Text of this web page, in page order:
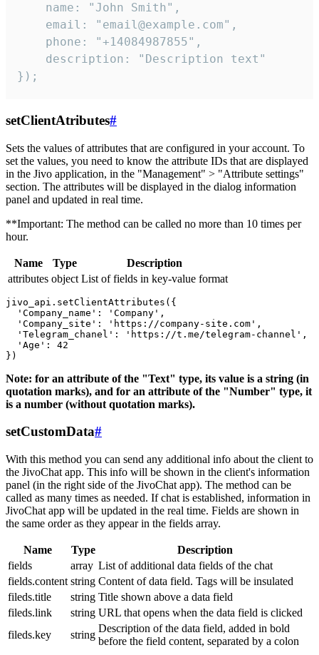
    name: "John Smith",
    email: "email@example.com",
    phone: "+14084987855",
    description: "Description text"
});
setClientAtributes#
Sets the values ​​of attributes that are configured in your account. To
set the values, you need to know the attribute IDs that are displayed
in the Jivo application, in the "Management" > "Attribute settings"
section. The attributes will be displayed in the dialog information
panel and updated in real time.
**Important: The method can be called no more than 10 times per
hour.
Name Type
Description
attributes object List of fields in key-value format
jivo_api.setClientAttributes({
  'Company_name': 'Company',
  'Company_site': 'https://company-site.com',
  'Telegram_chanel': 'https://t.me/telegram-channel',
  'Age': 42
Note: for an attribute of the "Text" type, its value is a string (in
quotation marks), and for an attribute of the "Number" type, it
is a number (without quotation marks).
setCustomData#
With this method you can send any additional info about the client to
the JivoChat app. This info will be shown in the client's information
panel (in the right side of the JivoChat app). The method can be
called as many times as needed. If chat is established, information in
JivoChat app will be updated in the real time. Fields are shown in
the same order as they appear in the fields array.
Name Type
Description
fields
array List of additional data fields of the chat
fields.content string Content of data field. Tags will be insulated
fileds.title
string Title shown above a data field
fileds.link
string URL that opens when the data field is clicked
fileds.key
string
Description of the data field, added in bold
before the field content, separated by a colon